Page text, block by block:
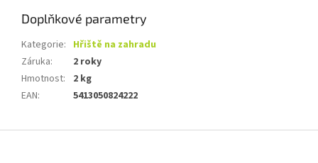
Doplňkové parametry
Kategorie: Hřiště na zahradu
Záruka:
2 roky
Hmotnost:
2 kg
EAN: 5413050824222